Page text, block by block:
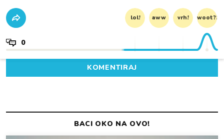
lol! aww vrh! woot?!
0
KOMENTIRAJ